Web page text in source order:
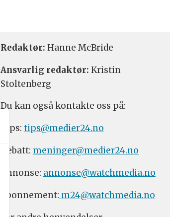
Redaktør: Hanne McBride
Ansvarlig redaktør: Kristin
Stoltenberg
Du kan også kontakte oss på:
Tips: tips@medier24.no
Debatt: meninger@medier24.no
Annonse: annonse@watchmedia.no
Abonnement: m24@watchmedia.no